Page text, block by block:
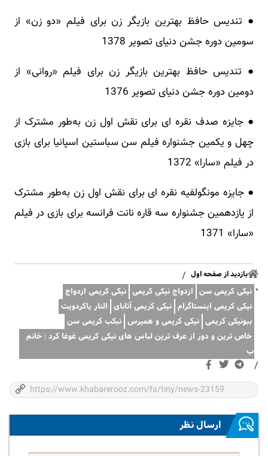
● تندیس حافظ بهترین بازیگر زن برای فیلم «دو زن» از
سومین دوره جشن دنیای تصویر 1378
● تندیس حافظ بهترین بازیگر زن برای فیلم «روانی» از
دومین دوره جشن دنیای تصویر 1376
● جایزه صدف نقره‌ ای برای نقش اول زن به‌طور مشترک از
چهل و یکمین جشنواره فیلم سن سباستین اسپانیا برای بازی
در فیلم «سارا» 1372
● جایزه مونگولفیه نقره‌ ای برای نقش اول زن به‌طور مشترک
از یازدهمین جشنواره سه قاره نانت فرانسه برای بازی در فیلم
«سارا» 1371
بازدید از صفحه اول /
نیکی کریمی سن ازدواج نیکی کریمی نیکی کریمی ازدواج
نیکی کریمی اینستاگرام نیکی کریمی آتابای النار یاکردویت
ببونیکی کریمی نیکی کریمی و همیرس نبکب کریمی سن
خاص ترین و دور از عرف ترین لباس های نیکی کریمی غوغا کرد | خانم
ب
/
ارسال نظر